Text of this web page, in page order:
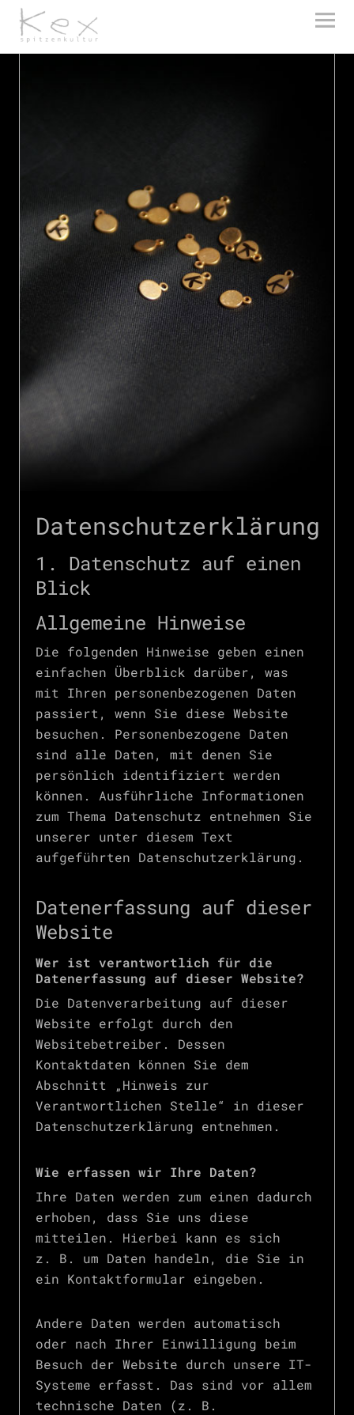
kex spitzenkultur
Datenschutz­erklärung
1. Datenschutz auf einen
Blick
Allgemeine Hinweise
Die folgenden Hinweise geben einen
einfachen Überblick darüber, was
mit Ihren personenbezogenen Daten
passiert, wenn Sie diese Website
besuchen. Personenbezogene Daten
sind alle Daten, mit denen Sie
persönlich identifiziert werden
können. Ausführliche Informationen
zum Thema Datenschutz entnehmen Sie
unserer unter diesem Text
aufgeführten Datenschutzerklärung.
Datenerfassung auf dieser
Website
Wer ist verantwortlich für die
Datenerfassung auf dieser Website?
Die Datenverarbeitung auf dieser
Website erfolgt durch den
Websitebetreiber. Dessen
Kontaktdaten können Sie dem
Abschnitt „Hinweis zur
Verantwortlichen Stelle“ in dieser
Datenschutzerklärung entnehmen.
Wie erfassen wir Ihre Daten?
Ihre Daten werden zum einen dadurch
erhoben, dass Sie uns diese
mitteilen. Hierbei kann es sich
z. B. um Daten handeln, die Sie in
ein Kontaktformular eingeben.
Andere Daten werden automatisch
oder nach Ihrer Einwilligung beim
Besuch der Website durch unsere IT-
Systeme erfasst. Das sind vor allem
technische Daten (z. B.